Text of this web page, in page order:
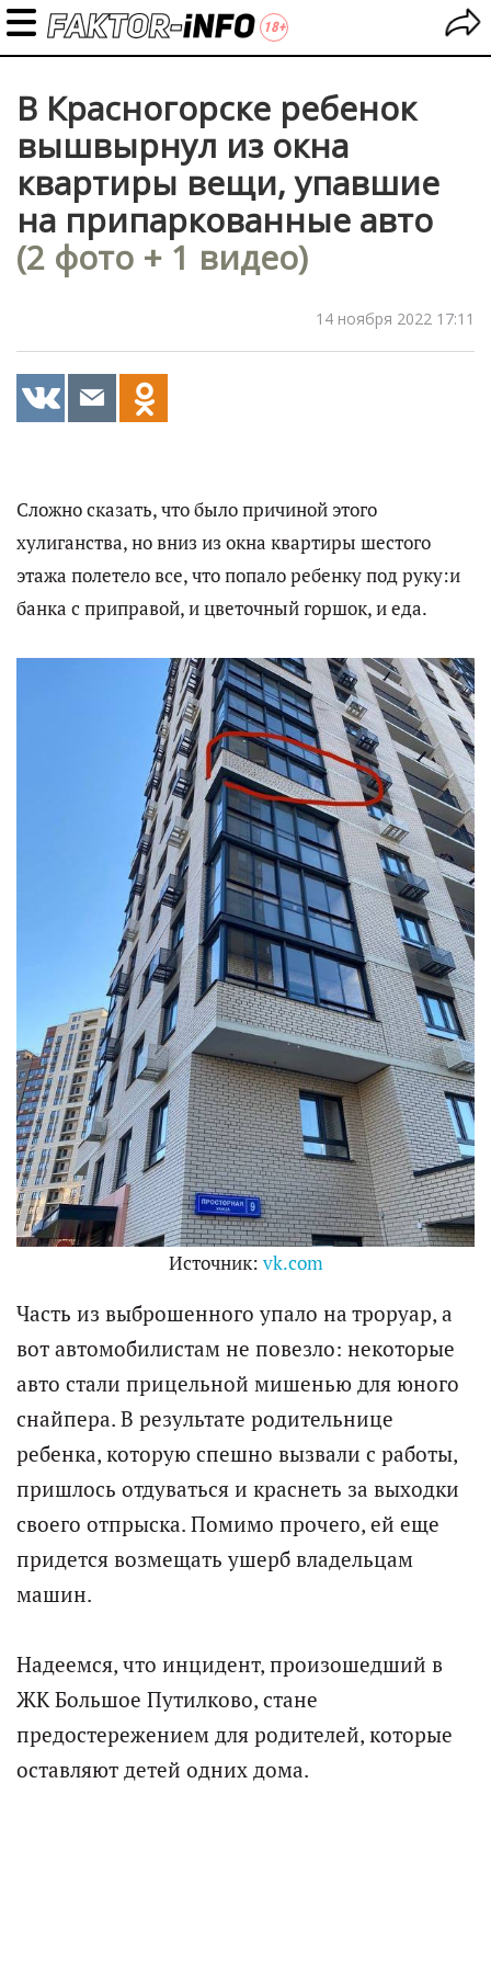
В Красногорске ребенок
вышвырнул из окна
квартиры вещи, упавшие
на припаркованные авто
(2 фото + 1 видео)
14 ноября 2022 17:11
Сложно сказать, что было причиной этого
хулиганства, но вниз из окна квартиры шестого
этажа полетело все, что попало ребенку под руку:и
банка с приправой, и цветочный горшок, и еда.
Источник: vk.com
Часть из выброшенного упало на троруар, а
вот автомобилистам не повезло: некоторые
авто стали прицельной мишенью для юного
снайпера. В результате родительнице
ребенка, которую спешно вызвали с работы,
пришлось отдуваться и краснеть за выходки
своего отпрыска. Помимо прочего, ей еще
придется возмещать ушерб владельцам
машин.
Надеемся, что инцидент, произошедший в
ЖК Большое Путилково, стане
предостережением для родителей, которые
оставляют детей одних дома.